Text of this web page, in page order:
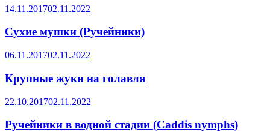
14.11.201702.11.2022
Сухие мушки (Ручейники)
06.11.201702.11.2022
Крупные жуки на голавля
22.10.201702.11.2022
Ручейники в водной стадии (Caddis nymphs)